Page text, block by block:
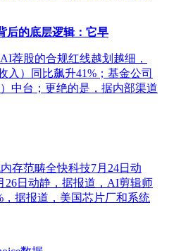
后的底层逻辑：它早
荐股的合规红线越划越细，
入）同比飙升41%；基金公司
）中台；更绝的是，据内部渠道
存范畴全快科技7月24日动
26日动静，据报道，AI剪辑师
，据报道，美国芯片厂和系统